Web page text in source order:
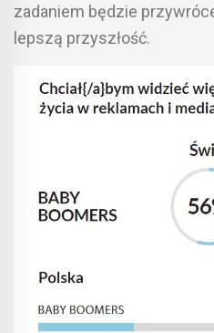
zadaniem będzie
lepszą przyszłość.